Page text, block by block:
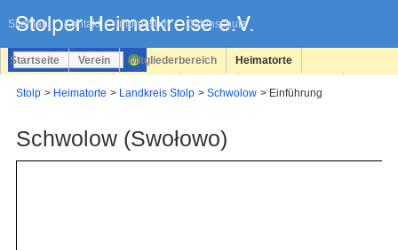
Sitemap Kontakt Impressum Datenschutz
überspringen
Startseite Verein Mitgliederbereich Heimatorte
Stolp Heimatorte Landkreis Stolp Schwolow Einführung
Schwolow (Swołowo)